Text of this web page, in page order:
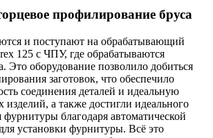
профилирование бруса
и поступают на обрабатывающий
125 с ЧПУ, где обрабатываются
Это оборудование позволило добиться
заготовок, что обеспечило
соединения деталей и идеальную
а также достигли идеального
фурнитуры благодаря автоматической
установки фурнитуры. Всё это